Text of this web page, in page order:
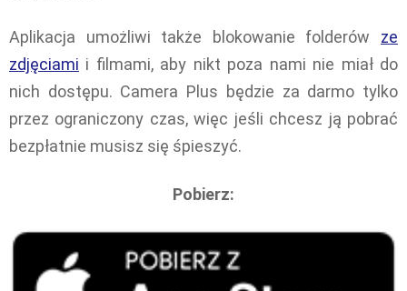
Aplikacja umożliwi także blokowanie folderów ze
zdjęciami i filmami, aby nikt poza nami nie miał do
nich dostępu. Camera Plus będzie za darmo tylko
przez ograniczony czas, więc jeśli chcesz ją pobrać
bezpłatnie musisz się śpieszyć.
Pobierz: